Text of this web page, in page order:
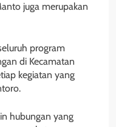
juga merupakan
program
di Kecamatan
kegiatan yang
hubungan yang